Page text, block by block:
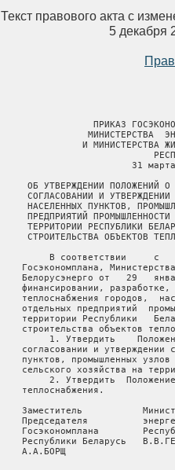
Текст правового акта с
5 декабря
ПРИКАЗ
МИНИСТЕРСТВА
И МИНИСТЕРСТВА
31
ОБ УТВЕРЖДЕНИИ ПОЛОЖЕНИЙ
СОГЛАСОВАНИИ И
НАСЕЛЕННЫХ ПУНКТОВ,
ПРЕДПРИЯТИЙ
ТЕРРИТОРИИ РЕСПУБЛИКИ
СТРОИТЕЛЬСТВА ОБЪЕКТОВ
В соответствии     с
Госэкономплана,
Белорусэнерго от   29
финансировании,
теплоснабжения городов,
отдельных предприятий
территории Республики
строительства объектов
1. Утвердить
согласовании и утверждении
пунктов, промышленных
сельского хозяйства на
2. Утвердить
теплоснабжения.
Заместитель
Председателя
Госэкономплана
Республики Беларусь
А.А.БОРЩ